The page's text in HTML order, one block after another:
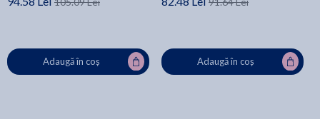
Adaugă în coș Adaugă în coș